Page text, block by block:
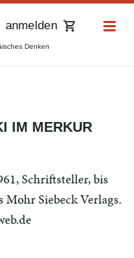
Denken
anmelden
IM MERKUR
Schriftsteller, bis
Mohr Siebeck Verlags.